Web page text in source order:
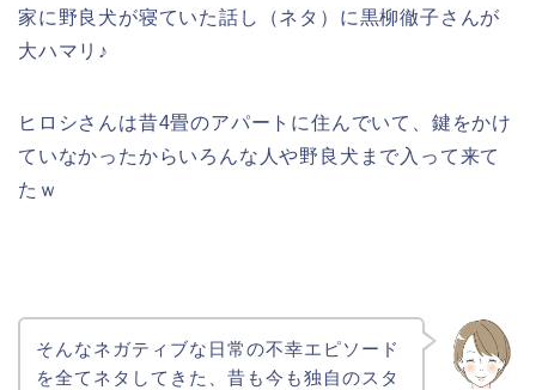
家に野良犬が寝ていた話し（ネタ）に黒柳徹子さんが
大ハマリ♪
ヒロシさんは昔4畳のアパートに住んでいて、鍵をかけ
ていなかったからいろんな人や野良犬まで入って来て
たｗ
そんなネガティブな日常の不幸エピソード
を全てネタしてきた、昔も今も独自のスタ